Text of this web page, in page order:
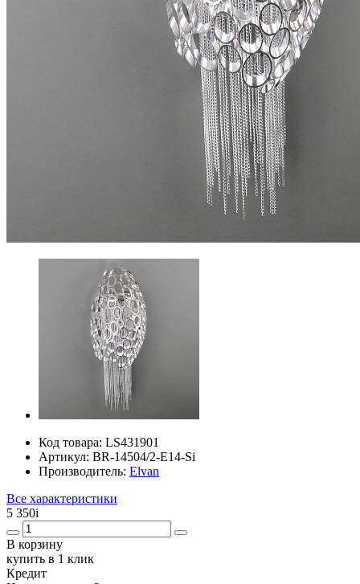
Код товара: LS431901
Артикул: BR-14504/2-E14-Si
Производитель: Elvan
Все характеристики
5 350i
В корзину
купить в 1 клик
Кредит